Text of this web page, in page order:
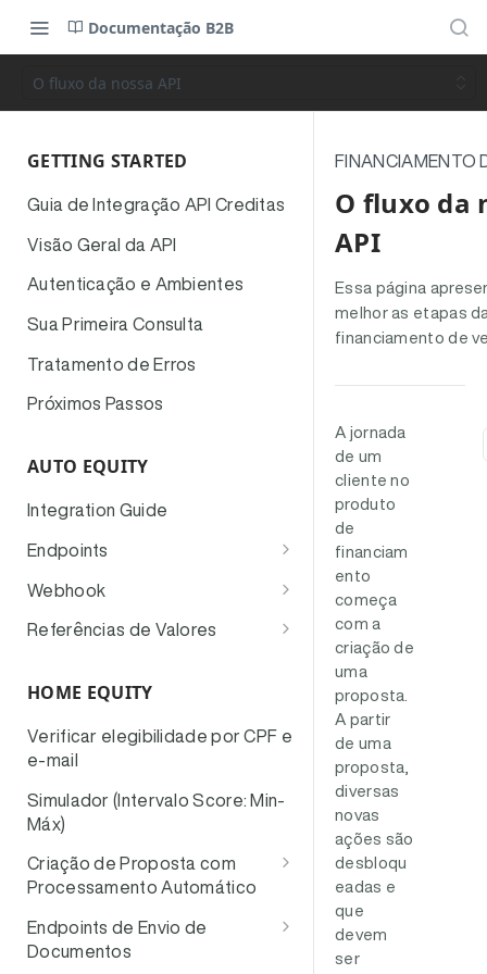
Documentação B2B
O fluxo da nossa API
GETTING STARTED
Guia de Integração API Creditas
Visão Geral da API
Autenticação e Ambientes
Sua Primeira Consulta
Tratamento de Erros
Próximos Passos
AUTO EQUITY
Integration Guide
Endpoints
Principais Endpoints
Aprovação
Criar Proposta
Auto Serviço B2B2C
Demais Endpoints
Consultar Condições de
Consultar Condições do
Documentos
Consultar Detalhes (Link) do
Listar Documentos
Webhook
Eventos e Jornada da
Verificação de Autenticidade
Motivos de Recusa
Referências de Valores
Empréstimo
Informações profissionais
Status Simulação Assertiva
HOME EQUITY
Verificar elegibilidade por CPF e
e-mail
Simulador (Intervalo Score: Min-
Máx)
Criação de Proposta com
Processamento Automático
Relação de motivos de
empréstimo
Endpoints de Envio de
Documentos
FINANCIAMENTO
O fluxo da
API
Essa página
melhor as etapas
financiamento de
A jornada
de um
cliente no
produto
de
financiam
ento
começa
com a
criação de
uma
proposta.
A partir
de uma
proposta,
diversas
novas
ações são
desbloqu
eadas e
que
devem
ser